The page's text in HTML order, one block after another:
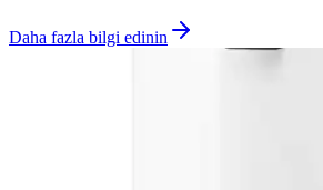
Daha fazla bilgi edinin